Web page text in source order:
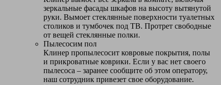
зеркальные фасады шкафов на высоту вытянутой
руки. Вымоет стеклянные поверхности туалетных
столиков и тумбочек под ТВ. Протрет свободные
от вещей стеклянные полки.
Пылесосим пол
Клинер пропылесосит ковровые покрытия, полы
и прикроватные коврики. Если у вас нет своего
пылесоса – заранее сообщите об этом оператору,
наш сотрудник привезет свое оборудование.